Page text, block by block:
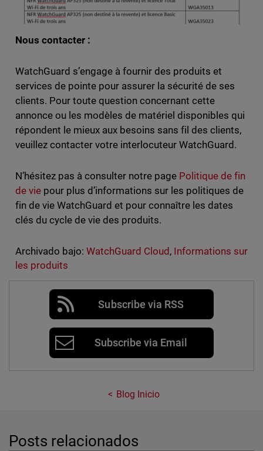
Nous contacter :
WatchGuard s’engage à fournir des produits et
services de pointe pour assurer la sécurité de ses
clients. Pour toute question concernant cette
annonce ou les modèles de matériel disponibles qui
répondent le mieux aux besoins sans fil des clients,
veuillez contacter votre interlocuteur WatchGuard.
N’hésitez pas à consulter notre page Politique de fin
de viepour plus d’informations sur les politiques de
fin de vie WatchGuard et pour connaître les dates
clés du cycle de vie des produits.
Archivado bajo: WatchGuard Cloud, Informations sur
les produits
Subscribe via RSS
Subscribe via Email
Blog Inicio
Posts relacionados